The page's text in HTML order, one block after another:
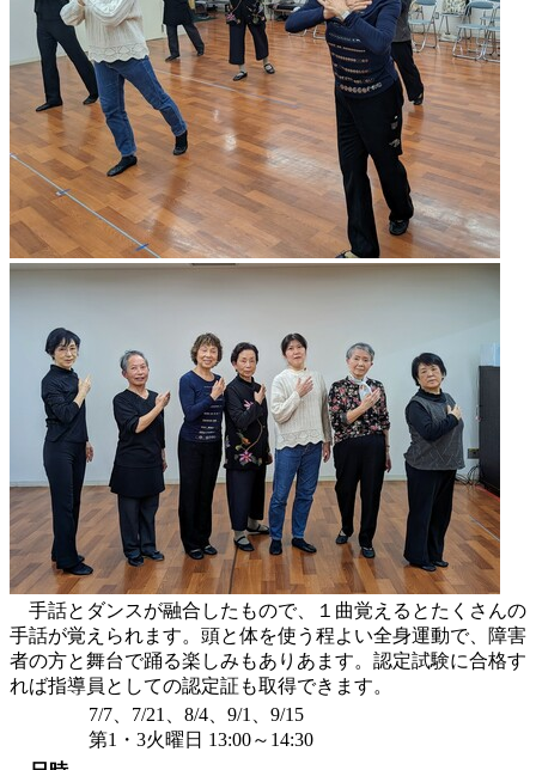
手話とダンスが融合したもので、１曲覚えるとたくさんの
手話が覚えられます。頭と体を使う程よい全身運動で、障害
者の方と舞台で踊る楽しみもありあます。認定試験に合格す
れば指導員としての認定証も取得できます。
7/7、7/21、8/4、9/1、9/15
第1・3火曜日 13:00～14:30